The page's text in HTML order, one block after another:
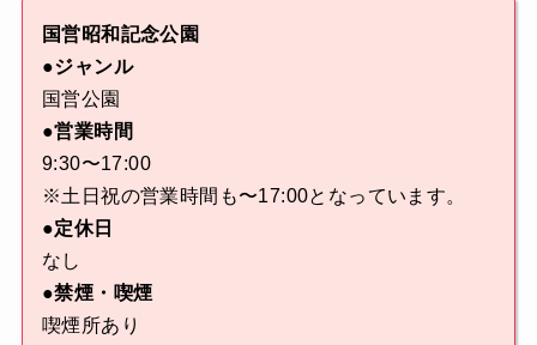
国営昭和記念公園
●ジャンル
国営公園
●営業時間
9:30〜17:00
※土日祝の営業時間も〜17:00となっています。
●定休日
なし
●禁煙・喫煙
喫煙所あり